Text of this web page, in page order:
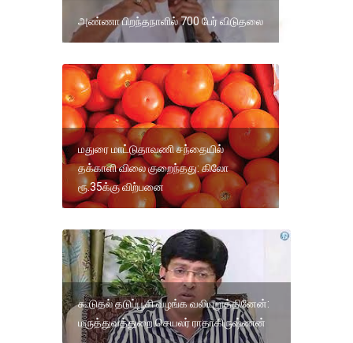
அண்ணா பிறந்தநாளில் 700 பேர் விடுதலை
மதுரை மாட்டுதாவணி சந்தையில்
தக்காளி விலை குறைந்தது: கிலோ
ரூ.35க்கு விற்பனை
கூடுதல் தடுப்பூசி வழங்க வலியுறுத்தினேன்:
மருத்துவத்துறை செயலர் ராதாகிருஷ்ணன்